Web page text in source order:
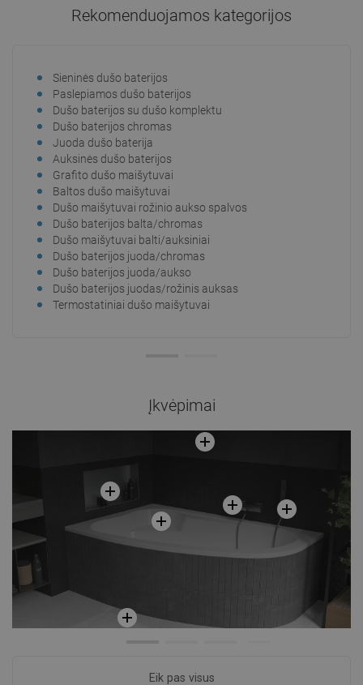
Rekomenduojamos kategorijos
Sieninės dušo baterijos
Paslepiamos dušo baterijos
Dušo baterijos su dušo komplektu
Dušo baterijos chromas
Juoda dušo baterija
Auksinės dušo baterijos
Grafito dušo maišytuvai
Baltos dušo maišytuvai
Dušo maišytuvai rožinio aukso spalvos
Dušo baterijos balta/chromas
Dušo maišytuvai balti/auksiniai
Dušo baterijos juoda/chromas
Dušo baterijos juoda/aukso
Dušo baterijos juodas/rožinis auksas
Termostatiniai dušo maišytuvai
Įkvėpimai
Eik pas visus